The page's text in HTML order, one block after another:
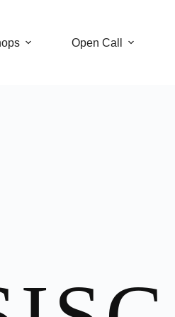
Open Call